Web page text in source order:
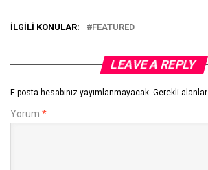
İLGILI KONULAR: FEATURED
LEAVE A REPLY
E-posta hesabınız yayımlanmayacak. Gerekli alanlar
Yorum *